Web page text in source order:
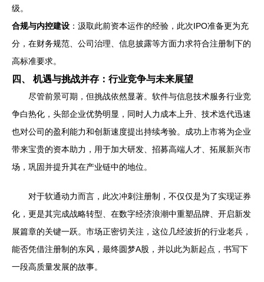
级。
合规与内控建设 ：汲取此前资本运作的经验，此次IPO准备更为充
分，在财务规范、公司治理、信息披露等方面力求符合注册制下的
高标准要求。
四、 机遇与挑战并存：行业竞争与未来展望
尽管前景可期，但挑战依然显著。软件与信息技术服务行业竞
争白热化，头部企业优势明显，同时人力成本上升、技术迭代迅速
也对公司的盈利能力和创新速度提出持续考验。成功上市将为企业
带来宝贵的资本助力，用于加大研发、招募高端人才、拓展新兴市
场，巩固并提升其在产业链中的地位。
对于软通动力而言，此次冲刺注册制，不仅仅是为了实现证券
化，更是其完成战略转型、在数字经济浪潮中重塑品牌、开启新发
展篇章的关键一跃。市场正密切关注，这位几经波折的行业老兵，
能否凭借注册制的东风，最终圆梦A股，并以此为新起点，书写下
一段高质量发展的故事。